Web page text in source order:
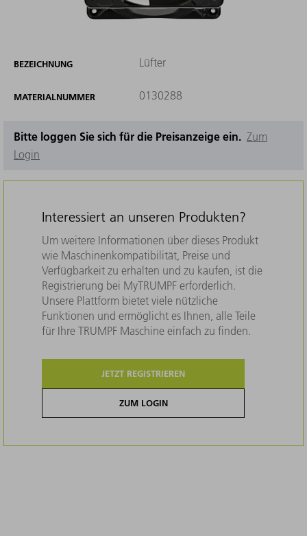
BEZEICHNUNG Lüfter
MATERIALNUMMER 0130288
Bitte loggen Sie sich für die Preisanzeige ein. Zum
Login
Interessiert an unseren Produkten?
Um weitere Informationen über dieses Produkt
wie Maschinenkompatibilität, Preise und
Verfügbarkeit zu erhalten und zu kaufen, ist die
Registrierung bei MyTRUMPF erforderlich.
Unsere Plattform bietet viele nützliche
Funktionen und ermöglicht es Ihnen, alle Teile
für Ihre TRUMPF Maschine einfach zu finden.
JETZT REGISTRIEREN
ZUM LOGIN